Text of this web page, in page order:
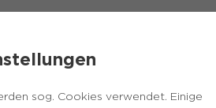
sog. Cookies verwendet. Einige
bei "Grössen ausse Gegend" auf